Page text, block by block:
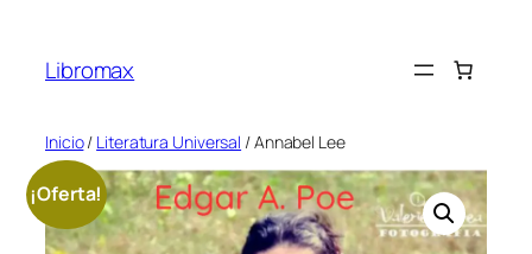
contenido
Libromax
Inicio/ Literatura Universal / Annabel Lee
¡Oferta!